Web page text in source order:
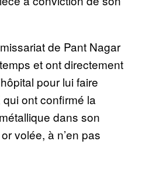
de Pant Nagar
et ont directement
pour lui faire
ont confirmé la
dans son
volée, à n’en pas